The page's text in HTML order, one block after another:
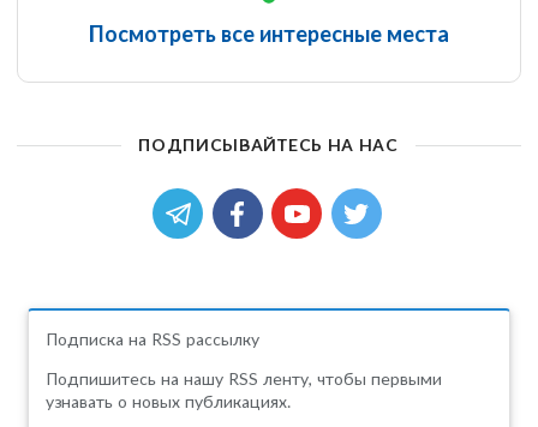
Посмотреть все интересные места
ПОДПИСЫВАЙТЕСЬ НА НАС
Подписка на RSS рассылку
Подпишитесь на нашу RSS ленту, чтобы первыми
узнавать о новых публикациях.